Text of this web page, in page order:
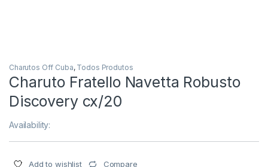
Charutos Off Cuba, Todos Produtos
Charuto Fratello Navetta Robusto
Discovery cx/20
Availability:
Add to wishlist Compare